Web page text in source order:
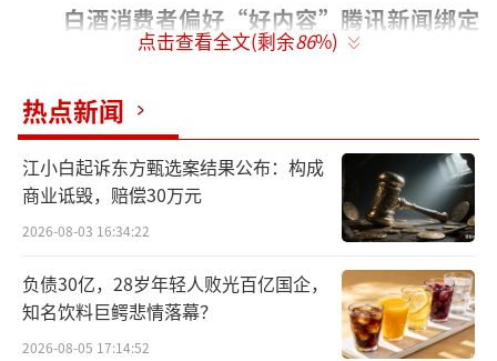
白酒消费者偏好“好内容”腾讯新闻绑定
人群价值所需提供解法模板
“短期看政策，中期看经济，长期看人
口”，这是白酒行业周期性规律的基本论断。
当下，白酒的主流消费人群正在快速更
迭，并向着年轻化、高知化、中产化迁移。其
获取行业信息的主要途径也转移至线上渠道，
并被线上内容所广泛影响。值得注意的是，这
些人在线上渠道除了浏览白酒相关资讯外，还
点击查看全文(剩余86%)
热点新闻
江小白起诉东方甄选案结果公布：构成
商业诋毁，赔偿30万元
2026-08-03 16:34:22
负债30亿，28岁年轻人败光百亿国企，
知名饮料巨鳄悲情落幕？
2026-08-05 17:14:52